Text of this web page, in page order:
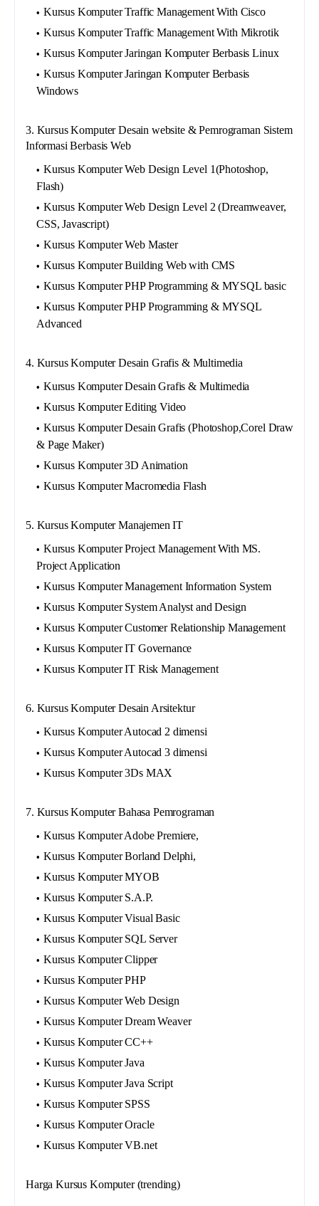
Kursus Komputer Traffic Management With Cisco
Kursus Komputer Traffic Management With Mikrotik
Kursus Komputer Jaringan Komputer Berbasis Linux
Kursus Komputer Jaringan Komputer Berbasis
Windows
3. Kursus Komputer Desain website & Pemrograman Sistem
Informasi Berbasis Web
Kursus Komputer Web Design Level 1(Photoshop,
Flash)
Kursus Komputer Web Design Level 2 (Dreamweaver,
CSS, Javascript)
Kursus Komputer Web Master
Kursus Komputer Building Web with CMS
Kursus Komputer PHP Programming & MYSQL basic
Kursus Komputer PHP Programming & MYSQL
Advanced
4. Kursus Komputer Desain Grafis & Multimedia
Kursus Komputer Desain Grafis & Multimedia
Kursus Komputer Editing Video
Kursus Komputer Desain Grafis (Photoshop,Corel Draw
& Page Maker)
Kursus Komputer 3D Animation
Kursus Komputer Macromedia Flash
5. Kursus Komputer Manajemen IT
Kursus Komputer Project Management With MS.
Project Application
Kursus Komputer Management Information System
Kursus Komputer System Analyst and Design
Kursus Komputer Customer Relationship Management
Kursus Komputer IT Governance
Kursus Komputer IT Risk Management
6. Kursus Komputer Desain Arsitektur
Kursus Komputer Autocad 2 dimensi
Kursus Komputer Autocad 3 dimensi
Kursus Komputer 3Ds MAX
7. Kursus Komputer Bahasa Pemrograman
Kursus Komputer Adobe Premiere,
Kursus Komputer Borland Delphi,
Kursus Komputer MYOB
Kursus Komputer S.A.P.
Kursus Komputer Visual Basic
Kursus Komputer SQL Server
Kursus Komputer Clipper
Kursus Komputer PHP
Kursus Komputer Web Design
Kursus Komputer Dream Weaver
Kursus Komputer CC++
Kursus Komputer Java
Kursus Komputer Java Script
Kursus Komputer SPSS
Kursus Komputer Oracle
Kursus Komputer VB.net
Harga Kursus Komputer (trending)